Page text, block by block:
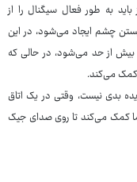
به طور فعال سیگنال را از
چشم ایجاد می‌شود، در این
بیش از حد می‌شود، در حالی که
کمک می‌کند.
بدی نیست، وقتی در یک اتاق
کمک می‌کند تا روی صدای جیک